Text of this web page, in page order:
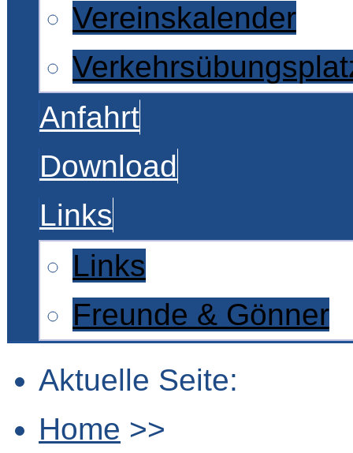
Vereinskalender
Anfahrt
Download
Links
Links
Freunde & Gönner
Aktuelle Seite:
Home >>